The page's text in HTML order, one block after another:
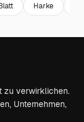
Harke
zu verwirklichen.
Unternehmen,